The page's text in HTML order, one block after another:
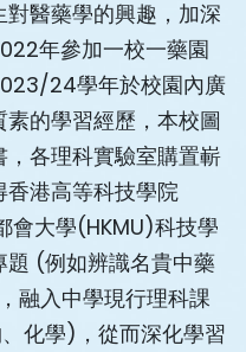
醫藥學的興趣，加深
年參加一校一藥園
24學年於校園內廣
的學習經歷，本校圖
各理科實驗室購置嶄
港高等科技學院
會大學(HKMU)科技學
題 (例如辨識名貴中藥
融入中學現行理科課
化學)，從而深化學習